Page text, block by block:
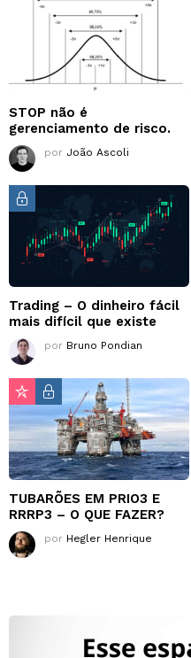
STOP não é
gerenciamento de risco.
por João Ascoli
Trading – O dinheiro fácil
mais difícil que existe
por Bruno Pondian
TUBARÕES EM PRIO3 E
RRRP3 – O QUE FAZER?
por Hegler Henrique